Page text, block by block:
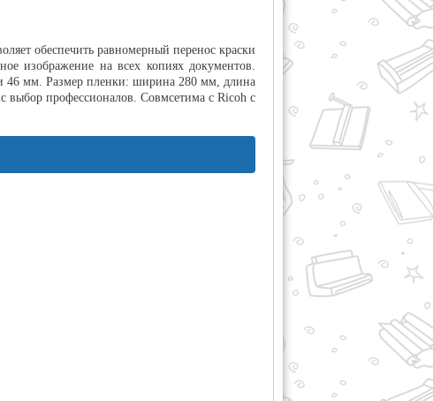
обеспечить равномерный перенос краски
изображение на всех копиях документов.
46 мм. Размер пленки: ширина 280 мм, длина
выбор профессионалов. Совмсетима с Ricoh с